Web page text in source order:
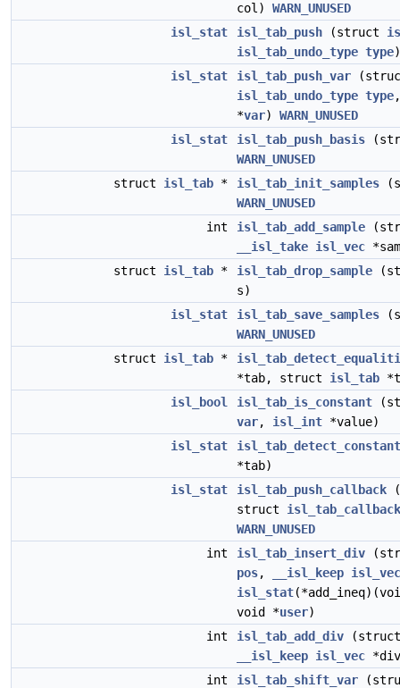
col) WARN_UNUSED
isl_stat
isl_tab_push (struct
isl_tab_undo_type type
isl_stat
isl_tab_push_var
isl_tab_undo_type type
*var) WARN_UNUSED
isl_stat
isl_tab_push_basis
WARN_UNUSED
struct isl_tab * isl_tab_init_samples
WARN_UNUSED
int
isl_tab_add_sample
__isl_take isl_vec
struct isl_tab * isl_tab_drop_sample
s)
isl_stat
isl_tab_save_samples
WARN_UNUSED
struct isl_tab *
*tab, struct isl_tab
isl_bool
isl_tab_is_constant
var, isl_int *value)
isl_stat
*tab)
isl_stat
isl_tab_push_callback
struct isl_tab_callback
WARN_UNUSED
int
isl_tab_insert_div
pos, __isl_keep isl_vec
isl_stat
void *user)
int
isl_tab_add_div
__isl_keep isl_vec
int
isl_tab_shift_var